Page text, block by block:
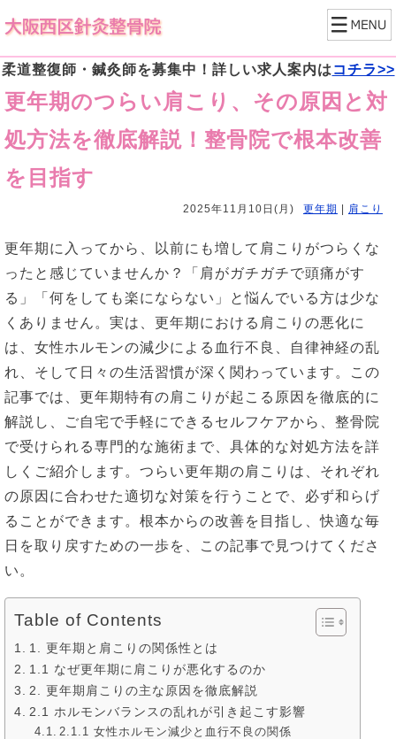
柔道整復師・鍼灸師を募集中！詳しい求人案内は コチラ>>
更年期のつらい肩こり、その原因と対
処方法を徹底解説！整骨院で根本改善
を目指す
2025年11月10日(月) 更年期 肩こり
更年期に入ってから、以前にも増して肩こりがつらくな
ったと感じていませんか？「肩がガチガチで頭痛がす
る」「何をしても楽にならない」と悩んでいる方は少な
くありません。実は、更年期における肩こりの悪化に
は、女性ホルモンの減少による血行不良、自律神経の乱
れ、そして日々の生活習慣が深く関わっています。この
記事では、更年期特有の肩こりが起こる原因を徹底的に
解説し、ご自宅で手軽にできるセルフケアから、整骨院
で受けられる専門的な施術まで、具体的な対処方法を詳
しくご紹介します。つらい更年期の肩こりは、それぞれ
の原因に合わせた適切な対策を行うことで、必ず和らげ
ることができます。根本からの改善を目指し、快適な毎
日を取り戻すための一歩を、この記事で見つけてくださ
い。
Table of Contents
1. 更年期と肩こりの関係性とは
1.1 なぜ更年期に肩こりが悪化するのか
2. 更年期肩こりの主な原因を徹底解説
2.1 ホルモンバランスの乱れが引き起こす影響
2.1.1 女性ホルモン減少と血行不良の関係